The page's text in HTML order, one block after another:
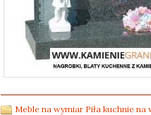
Meble na wymiar Piła kuchnie